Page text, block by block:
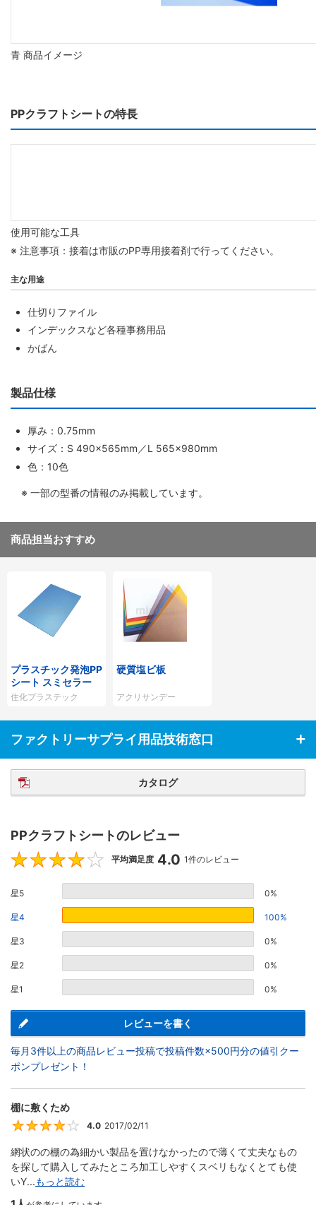
青 商品イメージ
PPクラフトシートの特長
使用可能な工具
※ 注意事項：接着は市販のPP専用接着剤で行ってください。
主な用途
仕切りファイル
インデックスなど各種事務用品
かばん
製品仕様
厚み：0.75mm
サイズ：S 490×565mm／L 565×980mm
色：10色
※ 一部の型番の情報のみ掲載しています。
商品担当おすすめ
プラスチック発泡PP
シート スミセラー
住化プラステック
硬質塩ビ板
アクリサンデー
ファクトリーサプライ用品技術窓口
カタログ
PPクラフトシートのレビュー
4
平均満足度 4.0 1件のレビュー
星5 0%
星4 100%
星3 0%
星2 0%
星1 0%
レビューを書く
毎月3件以上の商品レビュー投稿で投稿件数×500円分の値引クー
ポンプレゼント！
棚に敷くため
4.0 2017/02/11
網状のの棚の為細かい製品を置けなかったので薄くて丈夫なもの
を探して購入してみたところ加工しやすくスベリもなくとても使
いY...もっと読む